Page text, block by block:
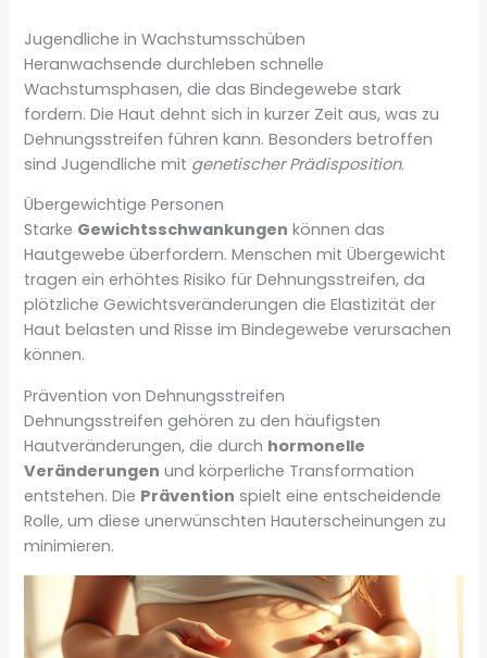
Jugendliche in Wachstumsschüben
Heranwachsende durchleben schnelle
Wachstumsphasen, die das Bindegewebe stark
fordern. Die Haut dehnt sich in kurzer Zeit aus, was zu
Dehnungsstreifen führen kann. Besonders betroffen
sind Jugendliche mit genetischer Prädisposition.
Übergewichtige Personen
Starke Gewichtsschwankungen können das
Hautgewebe überfordern. Menschen mit Übergewicht
tragen ein erhöhtes Risiko für Dehnungsstreifen, da
plötzliche Gewichtsveränderungen die Elastizität der
Haut belasten und Risse im Bindegewebe verursachen
können.
Prävention von Dehnungsstreifen
Dehnungsstreifen gehören zu den häufigsten
Hautveränderungen, die durch hormonelle
Veränderungen und körperliche Transformation
entstehen. Die Prävention spielt eine entscheidende
Rolle, um diese unerwünschten Hauterscheinungen zu
minimieren.